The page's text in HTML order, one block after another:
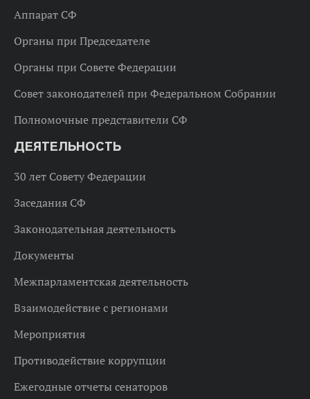
Аппарат СФ
Органы при Председателе
Органы при Совете Федерации
Совет законодателей при Федеральном Собрании
Полномочные представители СФ
ДЕЯТЕЛЬНОСТЬ
30 лет Совету Федерации
Заседания СФ
Законодательная деятельность
Документы
Межпарламентская деятельность
Взаимодействие с регионами
Мероприятия
Противодействие коррупции
Ежегодные отчеты сенаторов